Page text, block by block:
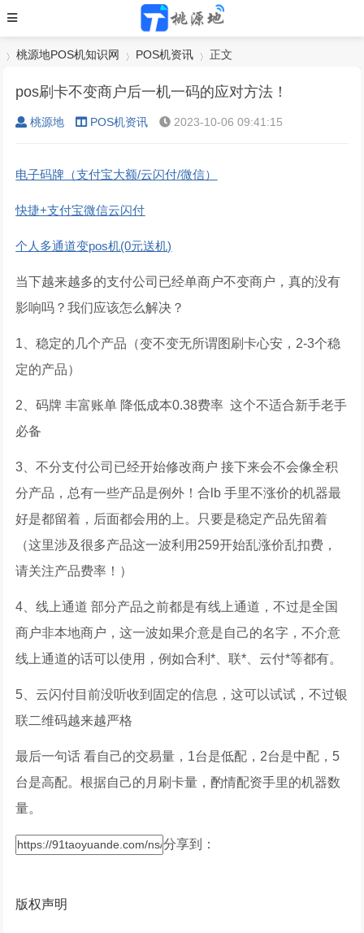
桃源地POS机知识网
›
POS机资讯
›
正文
pos刷卡不变商户后一机一码的应对方法！
桃源地 POS机资讯 2023-10-06 09:41:15
电子码牌（支付宝大额/云闪付/微信）
快捷+支付宝微信云闪付
个人多通道变pos机(0元送机)
当下越来越多的支付公司已经单商户不变商户，真的没有
影响吗？我们应该怎么解决？
1、稳定的几个产品（变不变无所谓图刷卡心安，2-3个稳
定的产品）
2、码牌 丰富账单 降低成本0.38费率 这个不适合新手老手
必备
3、不分支付公司已经开始修改商户 接下来会不会像全积
分产品，总有一些产品是例外！合lb 手里不涨价的机器最
好是都留着，后面都会用的上。只要是稳定产品先留着
（这里涉及很多产品这一波利用259开始乱涨价乱扣费，
请关注产品费率！）
4、线上通道 部分产品之前都是有线上通道，不过是全国
商户非本地商户，这一波如果介意是自己的名字，不介意
线上通道的话可以使用，例如合利*、联*、云付*等都有。
5、云闪付目前没听收到固定的信息，这可以试试，不过银
联二维码越来越严格
最后一句话 看自己的交易量，1台是低配，2台是中配，5
台是高配。根据自己的月刷卡量，酌情配资手里的机器数
量。
分享到：
版权声明